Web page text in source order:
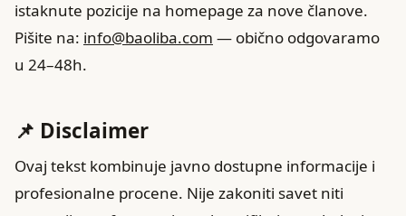
istaknute pozicije na homepage za nove članove.
Pišite na: info@baoliba.com — obično odgovaramo
u 24–48h.
📌 Disclaimer
Ovaj tekst kombinuje javno dostupne informacije i
profesionalne procene. Nije zakoniti savet niti